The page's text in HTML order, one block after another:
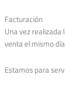
Facturación
Una vez
venta el mismo
Estamos para